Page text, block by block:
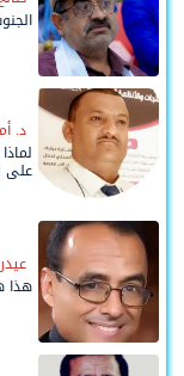
د.
على
هذا